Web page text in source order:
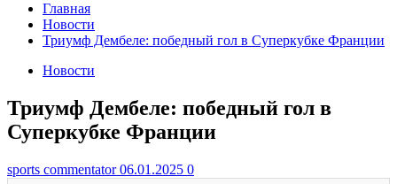
Главная
Новости
Триумф Дембеле: победный гол в Суперкубке Франции
Новости
Триумф Дембеле: победный гол в
Суперкубке Франции
sports commentator06.01.2025 0